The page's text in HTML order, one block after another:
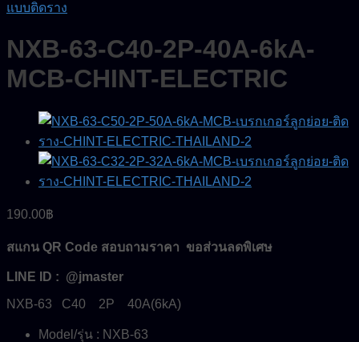
แบบติดราง
NXB-63-C40-2P-40A-6kA-
MCB-CHINT-ELECTRIC
190.00฿
สแกน QR Code สอบถามราคา ขอส่วนลดพิเศษ
LINE ID : @jmaster
NXB-63 C40 2P 40A(6kA)
Model/รุ่น : NXB-63